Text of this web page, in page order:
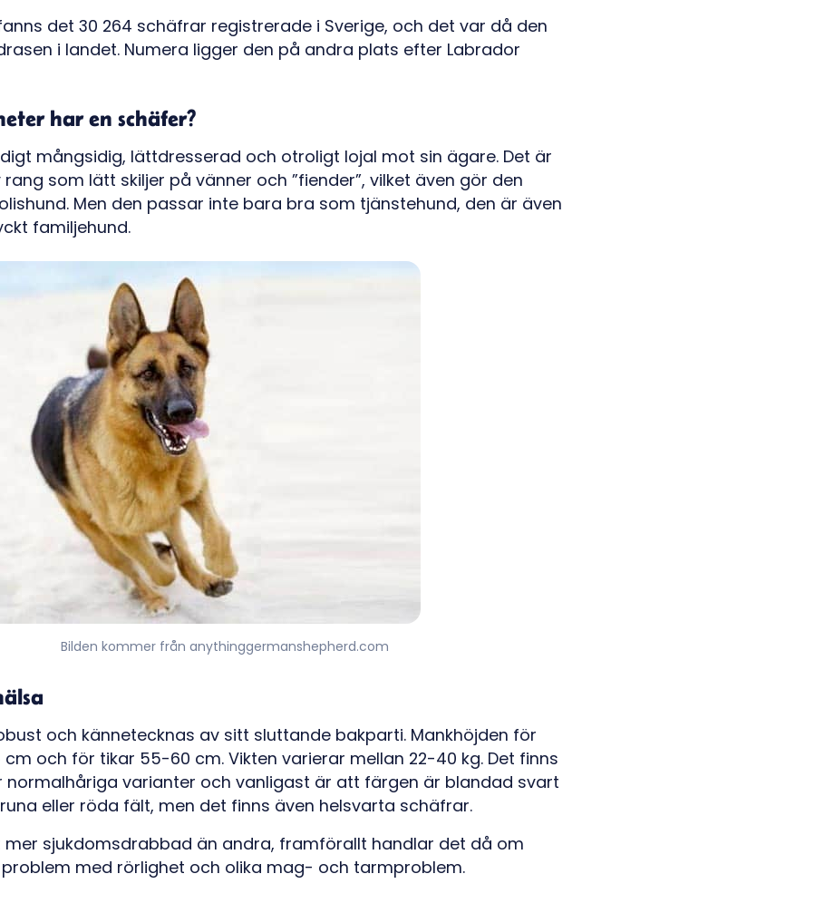
det 30 264 schäfrar registrerade i Sverige, och det var då den
i landet. Numera ligger den på andra plats efter Labrador
har en schäfer?
mångsidig, lättdresserad och otroligt lojal mot sin ägare. Det är
som lätt skiljer på vänner och ”fiender”, vilket även gör den
Men den passar inte bara bra som tjänstehund, den är även
familjehund.
Bilden kommer från anythinggermanshepherd.com
och kännetecknas av sitt sluttande bakparti. Mankhöjden för
och för tikar 55-60 cm. Vikten varierar mellan 22-40 kg. Det finns
normalhåriga varianter och vanligast är att färgen är blandad svart
eller röda fält, men det finns även helsvarta schäfrar.
mer sjukdomsdrabbad än andra, framförallt handlar det då om
med rörlighet och olika mag- och tarmproblem.